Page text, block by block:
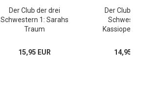
Der Club der drei
Schwestern 1: Sarahs
Traum
15,95 EUR
Der Club der
Kassiopeias
14,95